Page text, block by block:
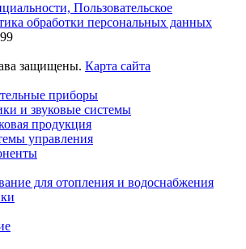
Пользовательское
обработки персональных данных
защищены. Карта сайта
приборы
и звуковые системы
продукция
управления
для отопления и водоснабжения